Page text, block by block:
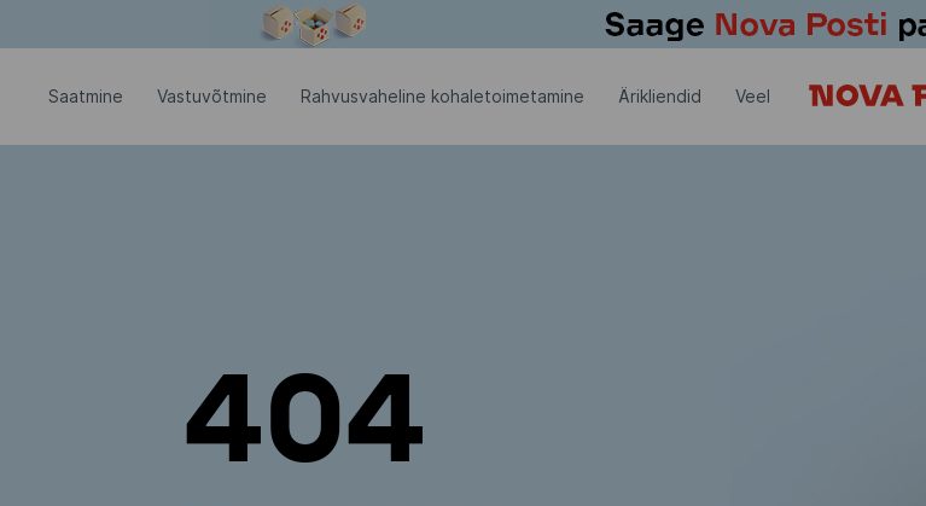
Saatmine Vastuvõtmine Rahvusvaheline kohaletoimetamine Ärikliendid Veel
404